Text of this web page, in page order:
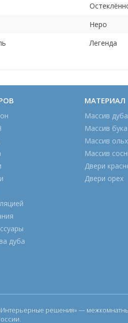
Неро
Легенда
дуба
МАТЕРИАЛ
Массив дуба
Массив бука
Массив
Массив
Двери
Двери орех
решения» —